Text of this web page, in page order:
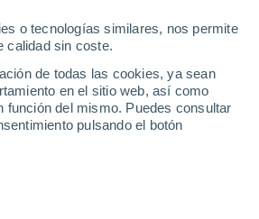
o tecnologías similares, nos permite
calidad sin coste.
de todas las cookies, ya sean
en el sitio web, así como
función del mismo. Puedes consultar
pulsando el botón